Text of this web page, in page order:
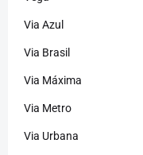
Via Azul
Via Brasil
Via Máxima
Via Metro
Via Urbana